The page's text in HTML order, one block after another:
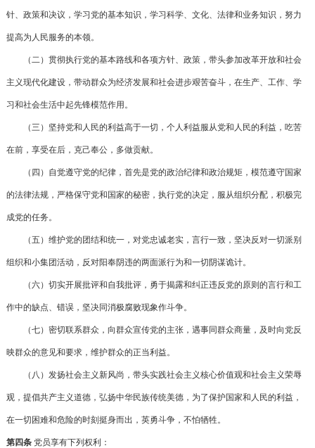
针、政策和决议，学习党的基本知识，学习科学、文化、法律和业务知识，努力
提高为人民服务的本领。
（二）贯彻执行党的基本路线和各项方针、政策，带头参加改革开放和社会
主义现代化建设，带动群众为经济发展和社会进步艰苦奋斗，在生产、工作、学
习和社会生活中起先锋模范作用。
（三）坚持党和人民的利益高于一切，个人利益服从党和人民的利益，吃苦
在前，享受在后，克己奉公，多做贡献。
（四）自觉遵守党的纪律，首先是党的政治纪律和政治规矩，模范遵守国家
的法律法规，严格保守党和国家的秘密，执行党的决定，服从组织分配，积极完
成党的任务。
（五）维护党的团结和统一，对党忠诚老实，言行一致，坚决反对一切派别
组织和小集团活动，反对阳奉阴违的两面派行为和一切阴谋诡计。
（六）切实开展批评和自我批评，勇于揭露和纠正违反党的原则的言行和工
作中的缺点、错误，坚决同消极腐败现象作斗争。
（七）密切联系群众，向群众宣传党的主张，遇事同群众商量，及时向党反
映群众的意见和要求，维护群众的正当利益。
（八）发扬社会主义新风尚，带头实践社会主义核心价值观和社会主义荣辱
观，提倡共产主义道德，弘扬中华民族传统美德，为了保护国家和人民的利益，
在一切困难和危险的时刻挺身而出，英勇斗争，不怕牺牲。
第四条 党员享有下列权利：